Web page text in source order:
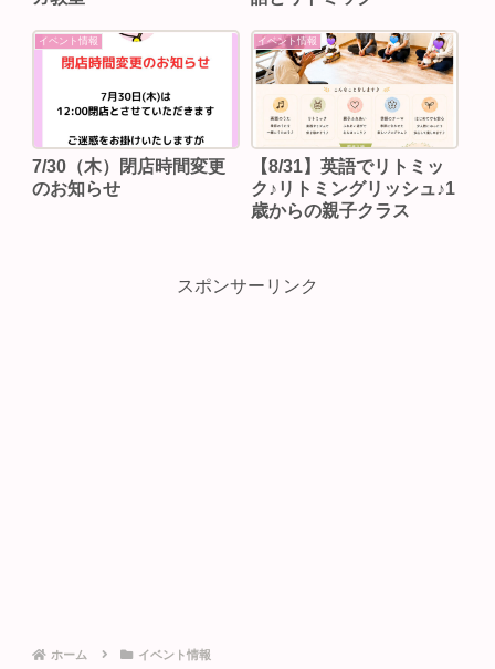
イベント情報
7/30（木）閉店時間変更
のお知らせ
イベント情報
【8/31】英語でリトミッ
ク♪リトミングリッシュ♪1
歳からの親子クラス
スポンサーリンク
ホーム イベント情報